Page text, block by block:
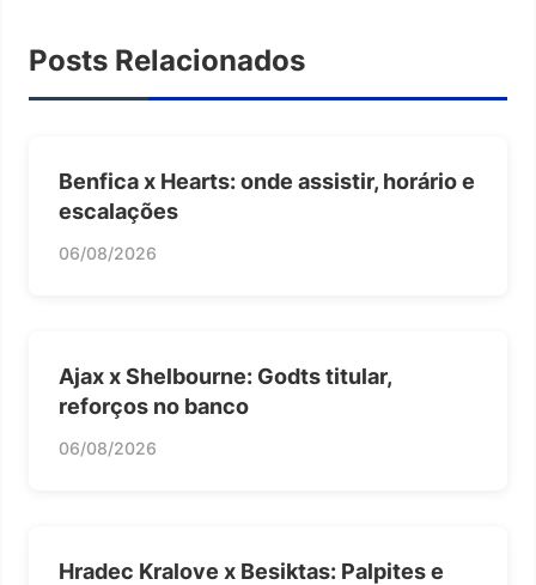
Posts Relacionados
Benfica x Hearts: onde assistir, horário e
escalações
06/08/2026
Ajax x Shelbourne: Godts titular,
reforços no banco
06/08/2026
Hradec Kralove x Besiktas: Palpites e